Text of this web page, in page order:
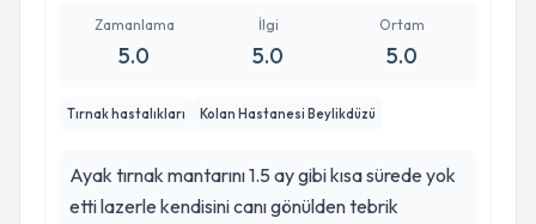
Zamanlama
5.0
İlgi
5.0
Ortam
5.0
Tırnak hastalıkları Kolan Hastanesi Beylikdüzü
Ayak tırnak mantarını 1.5 ay gibi kısa sürede yok
etti lazerle kendisini canı gönülden tebrik